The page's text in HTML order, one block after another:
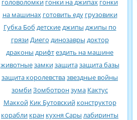
головоломки гонки на джипах гонки
на машинах готовить еду грузовики
Губка Боб детскиеджипы джипы по
грязиДиего динозавры доктор
драконы дрифтездить на машине
животныезамкизащитазащита базы
защита королевствазвездные войны
зомбиЗомботронзума Кактус
Маккой Кик Бутовский конструктор
корабли кран кухня Сары лабиринты